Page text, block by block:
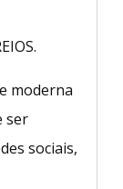
moderna
ser
sociais,